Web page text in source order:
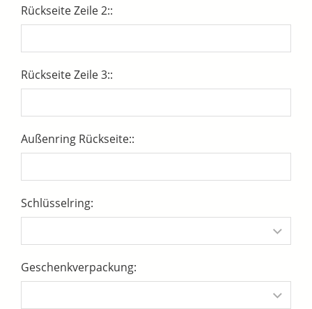
Rückseite Zeile 2::
Rückseite Zeile 3::
Außenring Rückseite::
Schlüsselring:
Geschenkverpackung: